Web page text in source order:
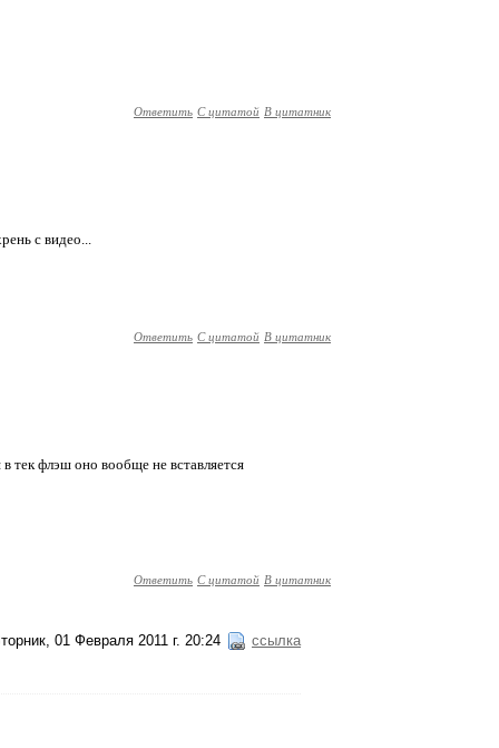
Ответить С цитатой В цитатник
с видео...
Ответить С цитатой В цитатник
тек флэш оно вообще не вставляется
Ответить С цитатой В цитатник
01 Февраля 2011 г. 20:24 ссылка